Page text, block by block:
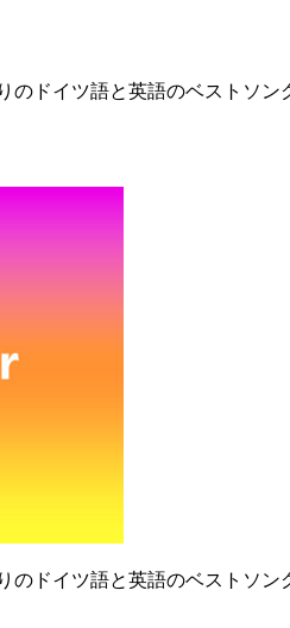
のドイツ語と英語のベストソン
のドイツ語と英語のベストソン